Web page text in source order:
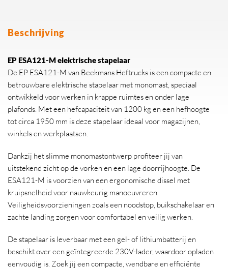
Beschrijving
EP ESA121-M elektrische stapelaar
De EP ESA121-M van Beekmans Heftrucks is een compacte en
betrouwbare elektrische stapelaar met monomast, speciaal
ontwikkeld voor werken in krappe ruimtes en onder lage
plafonds. Met een hefcapaciteit van 1200 kg en een hefhoogte
tot circa 1950 mm is deze stapelaar ideaal voor magazijnen,
winkels en werkplaatsen.
Dankzij het slimme monomastontwerp profiteer jij van
uitstekend zicht op de vorken en een lage doorrijhoogte. De
ESA121-M is voorzien van een ergonomische dissel met
kruipsnelheid voor nauwkeurig manoeuvreren.
Veiligheidsvoorzieningen zoals een noodstop, buikschakelaar en
zachte landing zorgen voor comfortabel en veilig werken.
De stapelaar is leverbaar met een gel- of lithiumbatterij en
beschikt over een geïntegreerde 230V-lader, waardoor opladen
eenvoudig is. Zoek jij een compacte, wendbare en efficiënte